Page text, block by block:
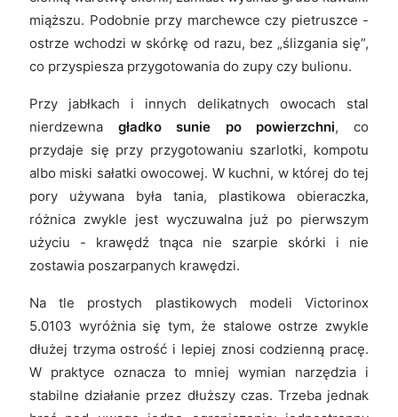
miąższu. Podobnie przy marchewce czy pietruszce -
ostrze wchodzi w skórkę od razu, bez „ślizgania się”,
co przyspiesza przygotowania do zupy czy bulionu.
Przy jabłkach i innych delikatnych owocach stal
nierdzewna gładko sunie po powierzchni, co
przydaje się przy przygotowaniu szarlotki, kompotu
albo miski sałatki owocowej. W kuchni, w której do tej
pory używana była tania, plastikowa obieraczka,
różnica zwykle jest wyczuwalna już po pierwszym
użyciu - krawędź tnąca nie szarpie skórki i nie
zostawia poszarpanych krawędzi.
Na tle prostych plastikowych modeli Victorinox
5.0103 wyróżnia się tym, że stalowe ostrze zwykle
dłużej trzyma ostrość i lepiej znosi codzienną pracę.
W praktyce oznacza to mniej wymian narzędzia i
stabilne działanie przez dłuższy czas. Trzeba jednak